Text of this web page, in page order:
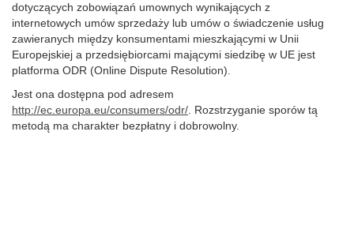
dotyczących zobowiązań umownych wynikających z
internetowych umów sprzedaży lub umów o świadczenie usług
zawieranych między konsumentami mieszkającymi w Unii
Europejskiej a przedsiębiorcami mającymi siedzibę w UE jest
platforma ODR (Online Dispute Resolution).
Jest ona dostępna pod adresem
http://ec.europa.eu/consumers/odr/ . Rozstrzyganie sporów tą
metodą ma charakter bezpłatny i dobrowolny.